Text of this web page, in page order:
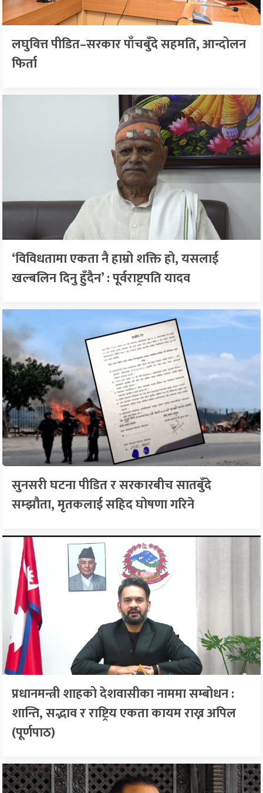
लघुवित्त पीडित–सरकार पाँचबुँदे सहमति, आन्दोलन
फिर्ता
‘विविधतामा एकता नै हाम्रो शक्ति हो, यसलाई
खल्बलिन दिनु हुँदैन’ : पूर्वराष्ट्रपति यादव
सुनसरी घटना पीडित र सरकारबीच सातबुँदे
सम्झौता, मृतकलाई सहिद घोषणा गरिने
प्रधानमन्त्री शाहको देशवासीका नाममा सम्बोधन :
शान्ति, सद्भाव र राष्ट्रिय एकता कायम राख्न अपिल
(पूर्णपाठ)